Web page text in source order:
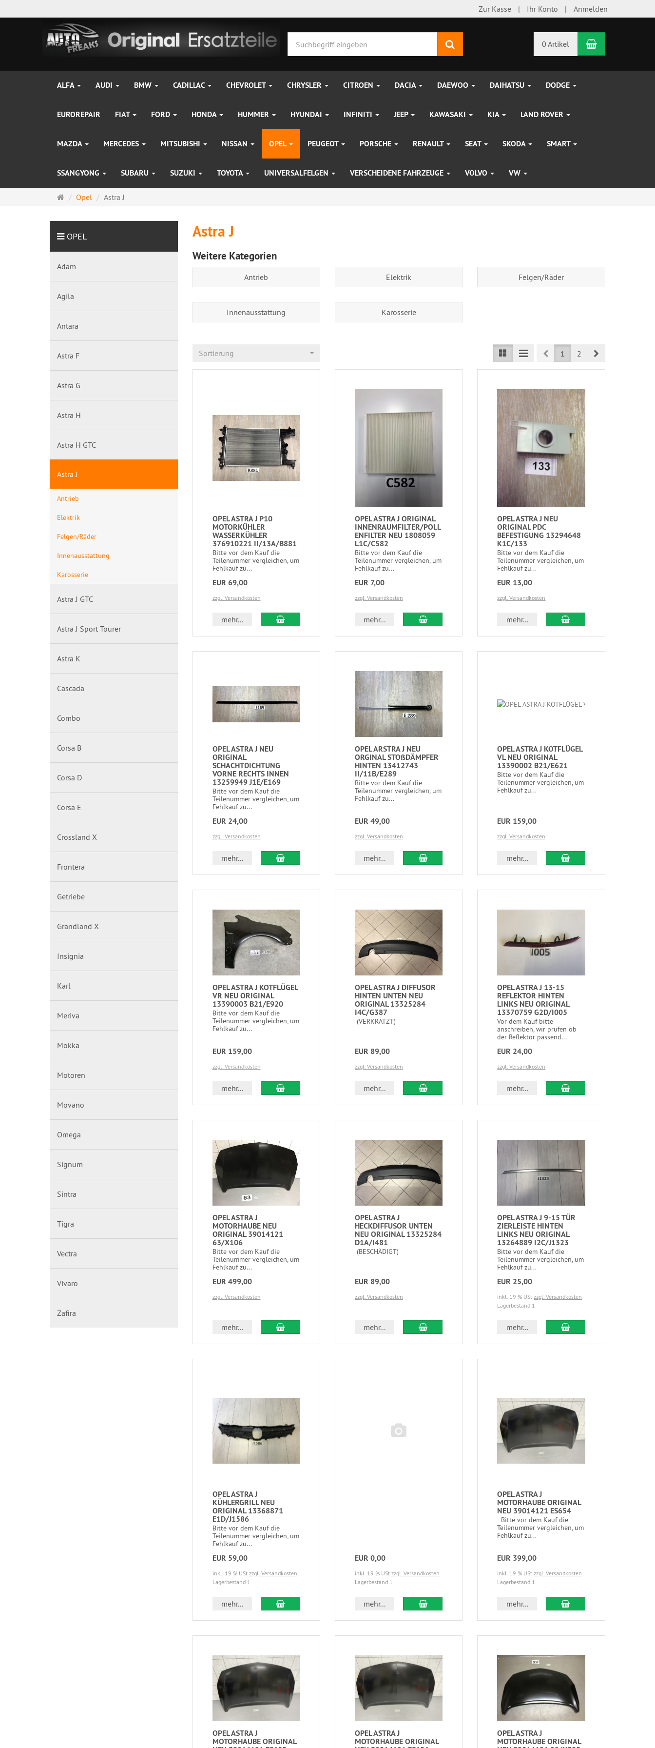
Zur Kasse Ihr Konto Anmelden
0 Artikel Warenkorb
ALFA AUDI BMW CADILLAC CHEVROLET CHRYSLER CITROEN DACIA DAEWOO DAIHATSU DODGE
EUROREPAIR FIAT FORD HONDA HUMMER HYUNDAI INFINITI JEEP KAWASAKI KIA LAND ROVER
MAZDA MERCEDES MITSUBISHI NISSAN OPEL PEUGEOT PORSCHE RENAULT SEAT SKODA SMART
SSANGYONG SUBARU SUZUKI TOYOTA UNIVERSALFELGEN VERSCHEIDENE FAHRZEUGE VOLVO VW
Startseite
Opel Astra J
Astra J
Weitere Kategorien
Antrieb Elektrik Felgen/Räder
Innenausstattung Karosserie
Sortierung Prev1 2 Next
OPEL ASTRA J P10
MOTORKÜHLER
WASSERKÜHLER
376910221 II/13A/B881
Bitte vor dem Kauf die
Teilenummer vergleichen, um
Fehlkauf zu...
EUR 69,00
zzgl. Versandkosten
mehr...
OPEL ASTRA J ORIGINAL
INNENRAUMFILTER/POLL
ENFILTER NEU 1808059
L1C/C582
Bitte vor dem Kauf die
Teilenummer vergleichen, um
Fehlkauf zu...
EUR 7,00
zzgl. Versandkosten
mehr...
OPEL ASTRA J NEU
ORIGINAL PDC
BEFESTIGUNG 13294648
K1C/133
Bitte vor dem Kauf die
Teilenummer vergleichen, um
Fehlkauf zu...
EUR 13,00
zzgl. Versandkosten
mehr...
OPEL ASTRA J NEU
ORIGINAL
SCHACHTDICHTUNG
VORNE RECHTS INNEN
13259949 J1E/E169
Bitte vor dem Kauf die
Teilenummer vergleichen, um
Fehlkauf zu...
EUR 24,00
zzgl. Versandkosten
mehr...
OPEL ARSTRA J NEU
ORGINAL STOßDÄMPFER
HINTEN 13412743
II/11B/E289
Bitte vor dem Kauf die
Teilenummer vergleichen, um
Fehlkauf zu...
EUR 49,00
zzgl. Versandkosten
mehr...
OPEL ASTRA J KOTFLÜGEL
VL NEU ORIGINAL
13390002 B21/E621
Bitte vor dem Kauf die
Teilenummer vergleichen, um
Fehlkauf zu...
EUR 159,00
zzgl. Versandkosten
mehr...
OPEL ASTRA J KOTFLÜGEL
VR NEU ORIGINAL
13390003 B21/E920
Bitte vor dem Kauf die
Teilenummer vergleichen, um
Fehlkauf zu...
EUR 159,00
zzgl. Versandkosten
mehr...
OPEL ASTRA J DIFFUSOR
HINTEN UNTEN NEU
ORIGINAL 13325284
I4C/G387
(VERKRATZT)
EUR 89,00
zzgl. Versandkosten
mehr...
OPEL ASTRA J 13-15
REFLEKTOR HINTEN
LINKS NEU ORIGINAL
13370759 G2D/I005
Vor dem Kauf bitte
anschreiben, wir prüfen ob
der Reflektor passend...
EUR 24,00
zzgl. Versandkosten
mehr...
OPEL ASTRA J
MOTORHAUBE NEU
ORIGINAL 39014121
63/X106
Bitte vor dem Kauf die
Teilenummer vergleichen, um
Fehlkauf zu...
EUR 499,00
zzgl. Versandkosten
mehr...
OPEL ASTRA J
HECKDIFFUSOR UNTEN
NEU ORIGINAL 13325284
D1A/I481
(BESCHÄDIGT)
EUR 89,00
zzgl. Versandkosten
mehr...
OPEL ASTRA J 9-15 TÜR
ZIERLEISTE HINTEN
LINKS NEU ORIGINAL
13264889 I2C/J1323
Bitte vor dem Kauf die
Teilenummer vergleichen, um
Fehlkauf zu...
EUR 25,00
inkl. 19 % UStzzgl. Versandkosten
Lagerbestand 1
mehr...
OPEL ASTRA J
KÜHLERGRILL NEU
ORIGINAL 13368871
E1D/J1586
Bitte vor dem Kauf die
Teilenummer vergleichen, um
Fehlkauf zu...
EUR 59,00
inkl. 19 % USt zzgl. Versandkosten
Lagerbestand 1
mehr...
EUR 0,00
inkl. 19 % USt zzgl. Versandkosten
Lagerbestand 1
mehr...
OPEL ASTRA J
MOTORHAUBE ORIGINAL
NEU 39014121 ES654
Bitte vor dem Kauf die
Teilenummer vergleichen, um
Fehlkauf zu...
EUR 399,00
inkl. 19 % UStzzgl. Versandkosten
Lagerbestand 1
mehr...
OPEL ASTRA J
MOTORHAUBE ORIGINAL
OPEL ASTRA J
MOTORHAUBE ORIGINAL
OPEL ASTRA J
MOTORHAUBE ORIGINAL
OPEL
Adam
Agila
Antara
Astra F
Astra G
Astra H
Astra H GTC
Astra J
Antrieb
Elektrik
Felgen/Räder
Innenausstattung
Karosserie
Astra J GTC
Astra J Sport Tourer
Astra K
Cascada
Combo
Corsa B
Corsa D
Corsa E
Crossland X
Frontera
Getriebe
Grandland X
Insignia
Karl
Meriva
Mokka
Motoren
Movano
Omega
Signum
Sintra
Tigra
Vectra
Vivaro
Zafira